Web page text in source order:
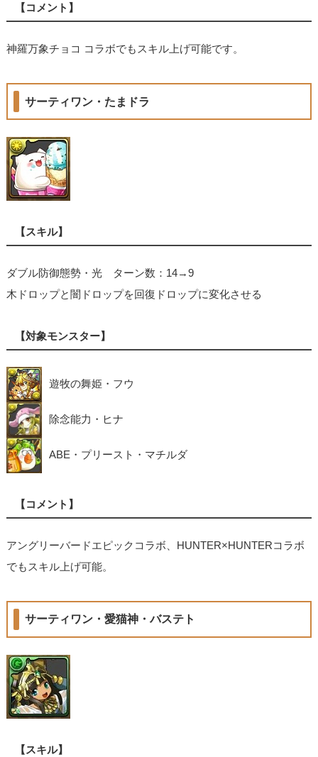
【コメント】
神羅万象チョコ コラボでもスキル上げ可能です。
サーティワン・たまドラ
【スキル】
ダブル防御態勢・光 ターン数：14→9
木ドロップと闇ドロップを回復ドロップに変化させる
【対象モンスター】
遊牧の舞姫・フウ
除念能力・ヒナ
ABE・プリースト・マチルダ
【コメント】
アングリーバードエピックコラボ、HUNTER×HUNTERコラボ
でもスキル上げ可能。
サーティワン・愛猫神・バステト
【スキル】